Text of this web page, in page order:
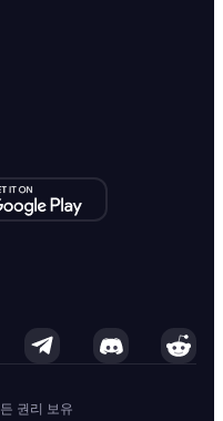
권리 보유